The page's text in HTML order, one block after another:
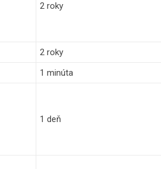
2 roky
2 roky
1 minúta
1 deň